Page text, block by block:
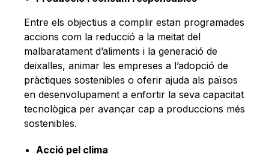
Entre els objectius a complir estan programades
accions com la reducció a la meitat del
malbaratament d’aliments i la generació de
deixalles, animar les empreses a l’adopció de
pràctiques sostenibles o oferir ajuda als països
en desenvolupament a enfortir la seva capacitat
tecnològica per avançar cap a produccions més
sostenibles.
Acció pel clima